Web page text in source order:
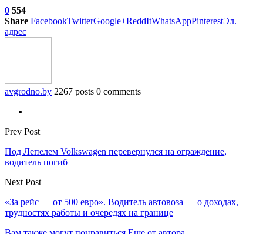
0 554
Share FacebookTwitterGoogle+ReddItWhatsAppPinterestЭл.
адрес
avgrodno.by 2267 posts 0 comments
Prev Post
Под Лепелем Volkswagen перевернулся на ограждение,
водитель погиб
Next Post
«За рейс — от 500 евро». Водитель автовоза — о доходах,
трудностях работы и очередях на границе